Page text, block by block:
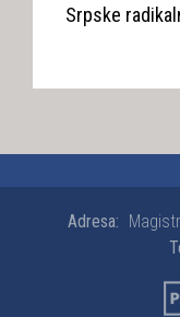
Srpske
Adresa: